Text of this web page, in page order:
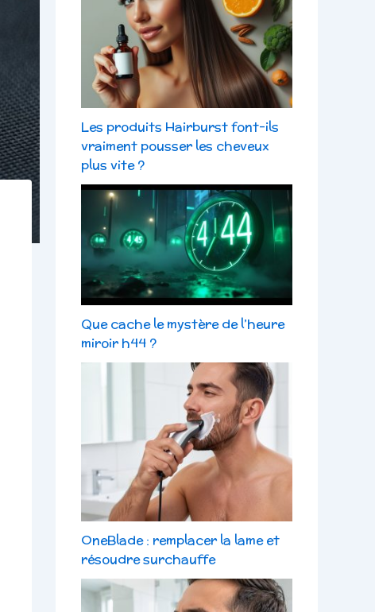
Les produits Hairburst font-ils
vraiment pousser les cheveux
plus vite ?
Que cache le mystère de l’heure
miroir h44 ?
OneBlade : remplacer la lame et
résoudre surchauffe